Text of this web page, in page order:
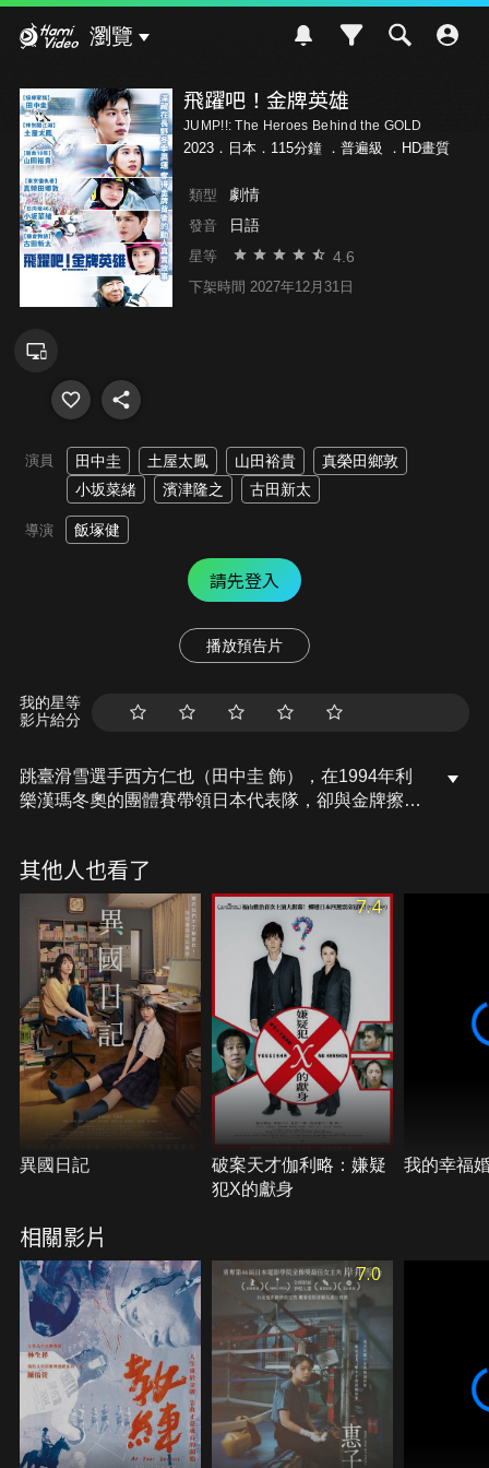
瀏覽
飛躍吧！金牌英雄
JUMP!!: The Heroes Behind the GOLD
2023．日本．115分鐘 ． 普遍級 ．HD畫質
類型 劇情
發音 日語
星等 4.6
下架時間 2027年12月31日
演員 田中圭 土屋太鳳 山田裕貴
真榮田鄉敦
小坂菜緒
濱津隆之 古田新太
導演 飯塚健
請先登入
播放預告片
我的星等
影片給分
跳臺滑雪選手西方仁也（田中圭 飾），在1994年利
樂漢瑪冬奧的團體賽帶領日本代表隊，卻與金牌擦肩
跳臺的安全，並以「試跳員」的身分參加了長野冬
奧。身為幕後人員而感到屈辱的他，與各自揣懷不同
想法的其他試跳員開始準備工作。長野冬奧正式開
幕，日本隊第一次跳躍失敗，就在找尋逆轉機會之
時，暴風雪中斷了比賽…。
其他人也看了
異國日記
7.4
破案天才伽利略：嫌疑
犯X的獻身
我的幸福
相關影片
7.0